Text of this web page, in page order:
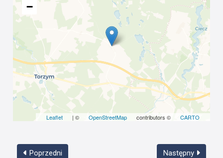
−
Leaflet | © OpenStreetMap contributors © CARTO
Poprzedni Następny